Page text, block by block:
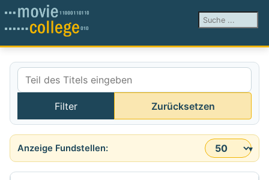
Suchen ...
Teil des Titels eingeben
Filter Zurücksetzen
Anzeige #